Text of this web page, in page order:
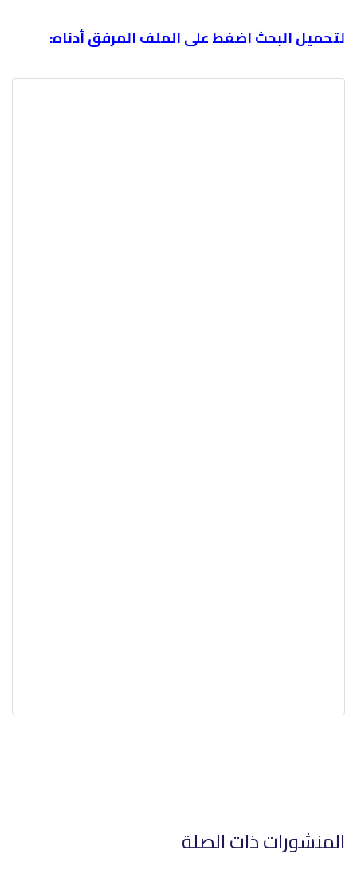
لتحميل البحث اضغط على الملف المرفق أدناه:
المنشورات ذات الصلة